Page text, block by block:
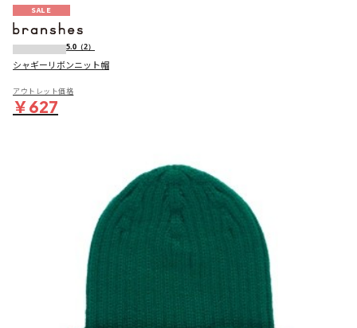
SALE
5.0 （2）
シャギーリボンニット帽
アウトレット価格
￥627